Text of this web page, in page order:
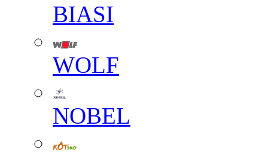
BIASI
WOLF
NOBEL